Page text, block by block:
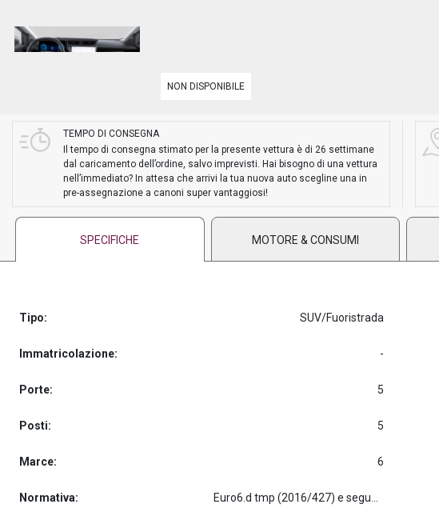
NON DISPONIBILE
TEMPO DI CONSEGNA
Il tempo di consegna stimato per la presente vettura è di 26 settimane
dal caricamento dell’ordine, salvo imprevisti. Hai bisogno di una vettura
nell’immediato? In attesa che arrivi la tua nuova auto scegline una in
pre-assegnazione a canoni super vantaggiosi!
SPECIFICHE MOTORE & CONSUMI
Tipo: SUV/Fuoristrada
Immatricolazione: -
Porte: 5
Posti: 5
Marce: 6
Normativa:
PREASSEGNAZIONE